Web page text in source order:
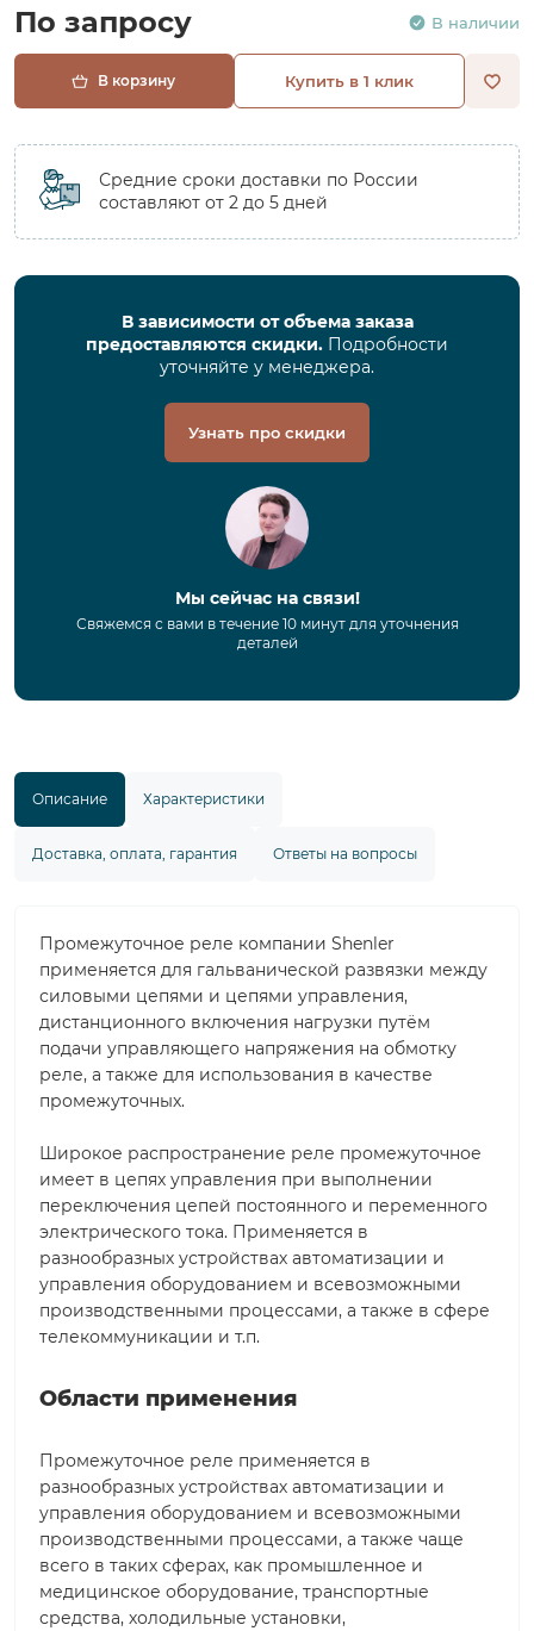
По запросу В наличии
В корзину Купить в 1 клик
Средние сроки доставки по России
составляют от 2 до 5 дней
В зависимости от объема заказа
предоставляются скидки. Подробности
уточняйте у менеджера.
Узнать про скидки
Мы сейчас на связи!
Свяжемся с вами в течение 10 минут для уточнения
деталей
Описание Характеристики
Доставка, оплата, гарантия Ответы на вопросы
Промежуточное реле компании Shenler
применяется для гальванической развязки между
силовыми цепями и цепями управления,
дистанционного включения нагрузки путём
подачи управляющего напряжения на обмотку
реле, а также для использования в качестве
промежуточных.
Широкое распространение реле промежуточное
имеет в цепях управления при выполнении
переключения цепей постоянного и переменного
электрического тока. Применяется в
разнообразных устройствах автоматизации и
управления оборудованием и всевозможными
производственными процессами, а также в сфере
телекоммуникации и т.п.
Области применения
Промежуточное реле применяется в
разнообразных устройствах автоматизации и
управления оборудованием и всевозможными
производственными процессами, а также чаще
всего в таких сферах, как промышленное и
медицинское оборудование, транспортные
средства, холодильные установки,